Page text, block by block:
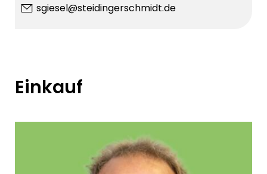
sgiesel@steidingerschmidt.de
Einkauf